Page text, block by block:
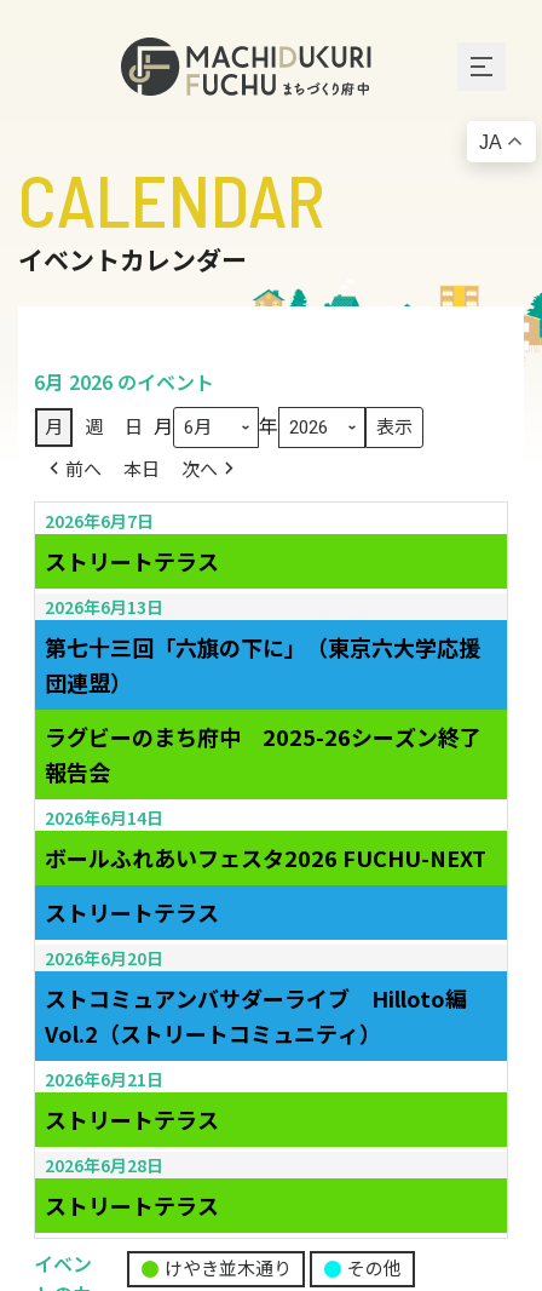
CALENDAR
イベントカレンダー
6月 2026 のイベント
月 週 日 月 年
前へ 本日 次へ
2026年6月7日
ストリートテラス
2026年6月13日
第七十三回「六旗の下に」（東京六大学応援
団連盟）
ラグビーのまち府中 2025-26シーズン終了
報告会
2026年6月14日
ボールふれあいフェスタ2026 FUCHU-NEXT
ストリートテラス
2026年6月20日
ストコミュアンバサダーライブ Hilloto編
Vol.2（ストリートコミュニティ）
2026年6月21日
ストリートテラス
2026年6月28日
ストリートテラス
イベン
無
けやき並木通り
その他
JA